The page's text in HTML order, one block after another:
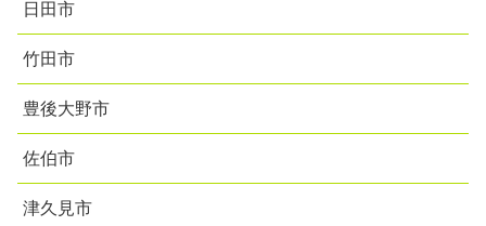
日田市
竹田市
豊後大野市
佐伯市
津久見市